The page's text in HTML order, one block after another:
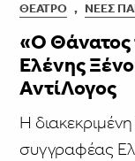
ΘΈΑΤΡΟ , ΝΈΕΣ
«Ο Θάνατος
Ελένης
ΑντίΛογος
Η
συγγραφέας